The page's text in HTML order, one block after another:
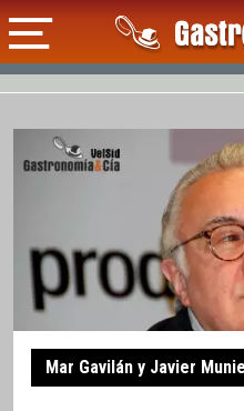
Mar Gavilán y Javier